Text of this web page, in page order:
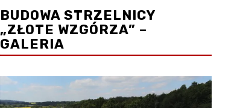
BUDOWA STRZELNICY
„ZŁOTE WZGÓRZA” –
GALERIA